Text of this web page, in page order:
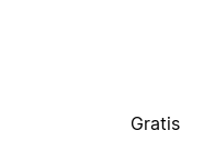
Gratis